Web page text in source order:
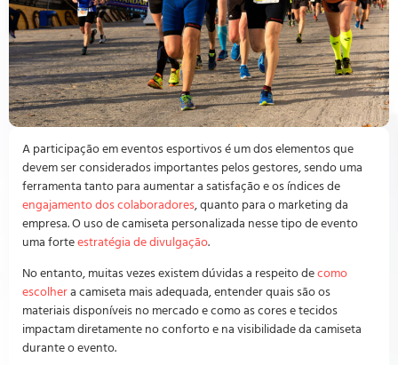
A participação em eventos esportivos é um dos elementos que
devem ser considerados importantes pelos gestores, sendo uma
ferramenta tanto para aumentar a satisfação e os índices de
engajamento dos colaboradores, quanto para o marketing da
empresa. O uso de camiseta personalizada nesse tipo de evento
uma forteestratégia de divulgação.
No entanto, muitas vezes existem dúvidas a respeito decomo
escolhera camiseta mais adequada, entender quais são os
materiais disponíveis no mercado e como as cores e tecidos
impactam diretamente no conforto e na visibilidade da camiseta
durante o evento.